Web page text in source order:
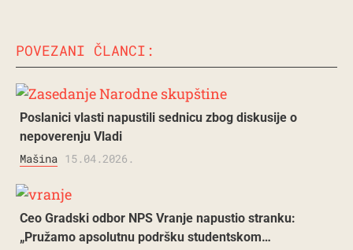
POVEZANI ČLANCI:
Poslanici vlasti napustili sednicu zbog diskusije o
nepoverenju Vladi
Mašina 15.04.2026.
Ceo Gradski odbor NPS Vranje napustio stranku:
„Pružamo apsolutnu podršku studentskom…